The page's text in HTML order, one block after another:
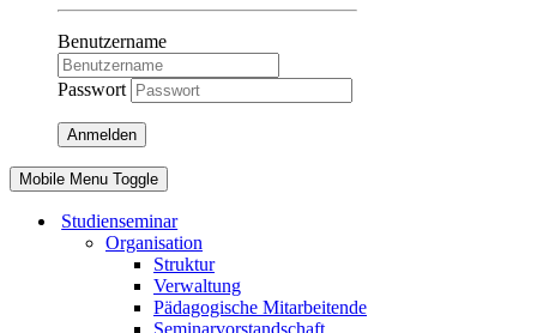
Benutzername
Passwort
Anmelden
Mobile Menu Toggle
Studienseminar
Organisation
Struktur
Verwaltung
Pädagogische Mitarbeitende
Seminarvorstandschaft